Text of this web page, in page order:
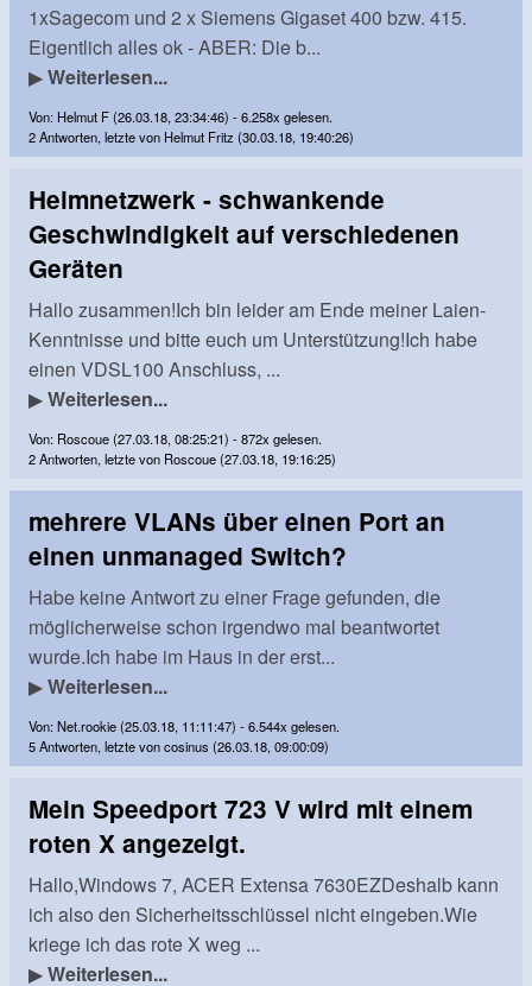
1xSagecom und 2 x Siemens Gigaset 400 bzw. 415.
Eigentlich alles ok - ABER: Die b...
▶Weiterlesen...
Von: Helmut F (26.03.18, 23:34:46) - 6.258x gelesen.
2 Antworten, letzte von Helmut Fritz (30.03.18, 19:40:26)
Heimnetzwerk - schwankende
Geschwindigkeit auf verschiedenen
Geräten
Hallo zusammen!Ich bin leider am Ende meiner Laien-
Kenntnisse und bitte euch um Unterstützung!Ich habe
einen VDSL100 Anschluss, ...
▶Weiterlesen...
Von: Roscoue (27.03.18, 08:25:21) - 872x gelesen.
2 Antworten, letzte von Roscoue (27.03.18, 19:16:25)
mehrere VLANs über einen Port an
einen unmanaged Switch?
Habe keine Antwort zu einer Frage gefunden, die
möglicherweise schon irgendwo mal beantwortet
wurde.Ich habe im Haus in der erst...
▶Weiterlesen...
Von: Net.rookie (25.03.18, 11:11:47) - 6.544x gelesen.
5 Antworten, letzte von cosinus (26.03.18, 09:00:09)
Mein Speedport 723 V wird mit einem
roten X angezeigt.
Hallo,Windows 7, ACER Extensa 7630EZDeshalb kann
ich also den Sicherheitsschlüssel nicht eingeben.Wie
kriege ich das rote X weg ...
▶Weiterlesen...